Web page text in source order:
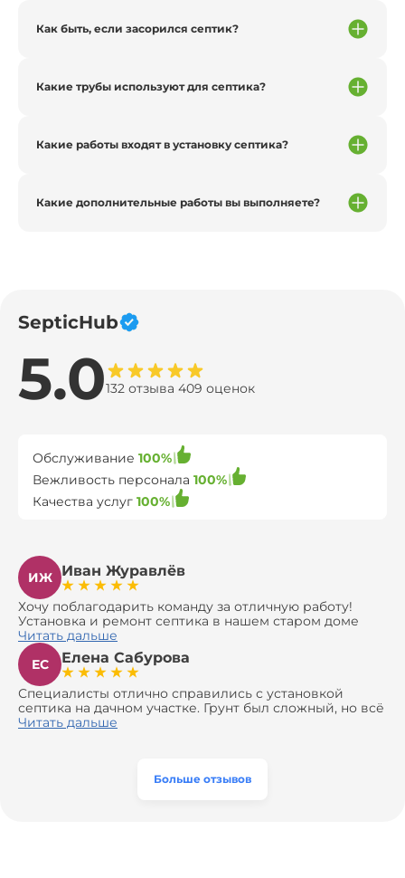
Как быть, если засорился септик?
Какие трубы используют для септика?
Какие работы входят в установку септика?
Какие дополнительные работы вы выполняете?
SepticHub
5.0132 отзыва 409 оценок
Обслуживание 100%
Вежливость персонала 100%
Качества услуг 100%
ИЖ Иван Журавлёв
Хочу поблагодарить команду за отличную работу!
Установка и ремонт септика в нашем старом доме
оказались сложной задачей, но ребята справились на
все 100%. Всё сделали аккуратно и профессионально.
Давали полезные рекомендации, не пытались
навязать ничего лишнего, помогли с выбором и
доставкой материалов, что позволило нам
сэкономить. Выполнили монтаж и демонтаж
оборудования, заменили трубы, обновили
эту компанию всем, кто ищет надёжных
Читать дальше
ЕС
Елена Сабурова
Специалисты отлично справились с установкой
септика на дачном участке. Грунт был сложный, но всё
сделали быстро и аккуратно. Помогли выбрать
Читать дальше
Больше отзывов